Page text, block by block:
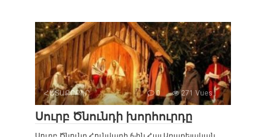
ՀԵՏԱՔՐՔԻՐ 0 271 Vues :
Սուրբ Ծնունդի խորհուրդը